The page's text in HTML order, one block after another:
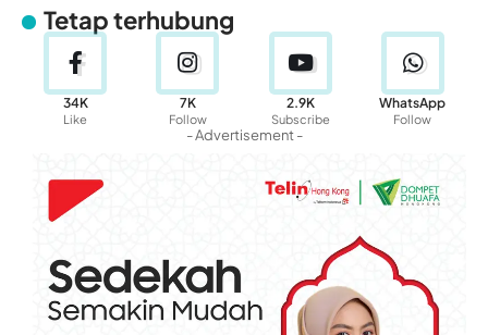
Tetap terhubung
34K
Like
7K
Follow
2.9K
Subscribe
WhatsApp
Follow
- Advertisement -